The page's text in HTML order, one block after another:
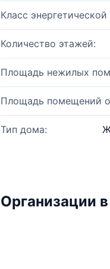
Класс
Количество этажей:
Площадь нежилых
Площадь помещений
Тип дома:
Организации